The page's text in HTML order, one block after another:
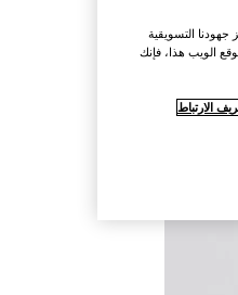
جهودنا التسويقية
الويب هذا، فإنك
الارتباط